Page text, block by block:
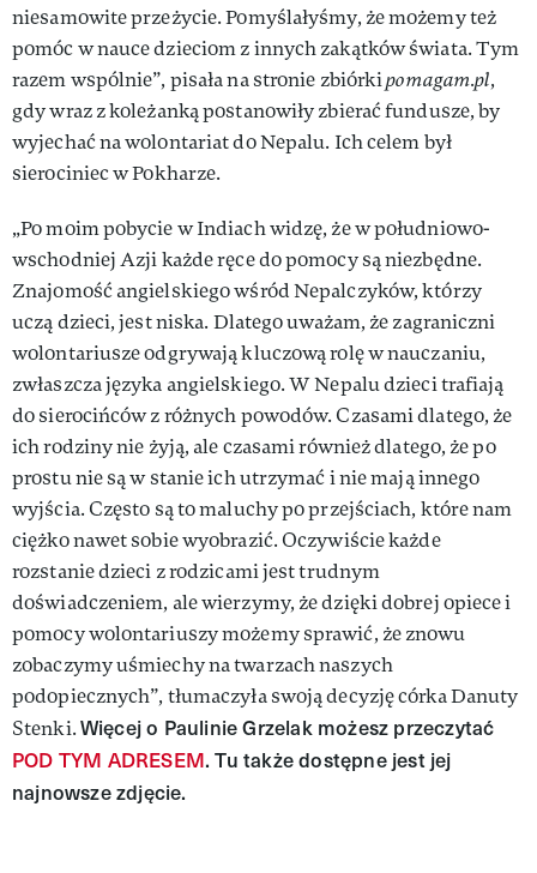
niesamowite przeżycie. Pomyślałyśmy, że możemy też
pomóc w nauce dzieciom z innych zakątków świata. Tym
razem wspólnie”, pisała na stronie zbiórkipomagam.pl,
gdy wraz z koleżanką postanowiły zbierać fundusze, by
wyjechać na wolontariat do Nepalu. Ich celem był
sierociniec w Pokharze.
„Po moim pobycie w Indiach widzę, że w południowo-
wschodniej Azji każde ręce do pomocy są niezbędne.
Znajomość angielskiego wśród Nepalczyków, którzy
uczą dzieci, jest niska. Dlatego uważam, że zagraniczni
wolontariusze odgrywają kluczową rolę w nauczaniu,
zwłaszcza języka angielskiego. W Nepalu dzieci trafiają
do sierocińców z różnych powodów. Czasami dlatego, że
ich rodziny nie żyją, ale czasami również dlatego, że po
prostu nie są w stanie ich utrzymać i nie mają innego
wyjścia. Często są to maluchy po przejściach, które nam
ciężko nawet sobie wyobrazić. Oczywiście każde
rozstanie dzieci z rodzicami jest trudnym
doświadczeniem, ale wierzymy, że dzięki dobrej opiece i
pomocy wolontariuszy możemy sprawić, że znowu
zobaczymy uśmiechy na twarzach naszych
podopiecznych”, tłumaczyła swoją decyzję córka Danuty
Stenki.Więcej o Paulinie Grzelak możesz przeczytać
POD TYM ADRESEM. Tu także dostępne jest jej
najnowsze zdjęcie.